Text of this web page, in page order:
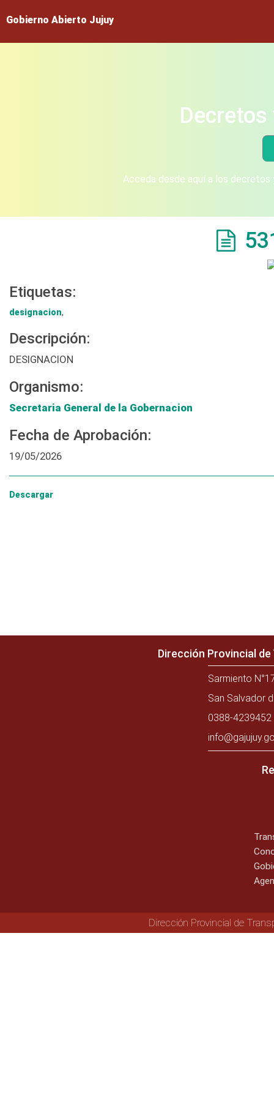
Gobierno Abierto Jujuy
Acceda desde aquí a los
Etiquetas:
designacion,
Descripción:
DESIGNACION
Organismo:
Secretaria General de la Gobernacion
Fecha de Aprobación:
19/05/2026
Descargar
Dirección Provincial
Sarmiento
San Salvador
0388-
Dirección Provincial de